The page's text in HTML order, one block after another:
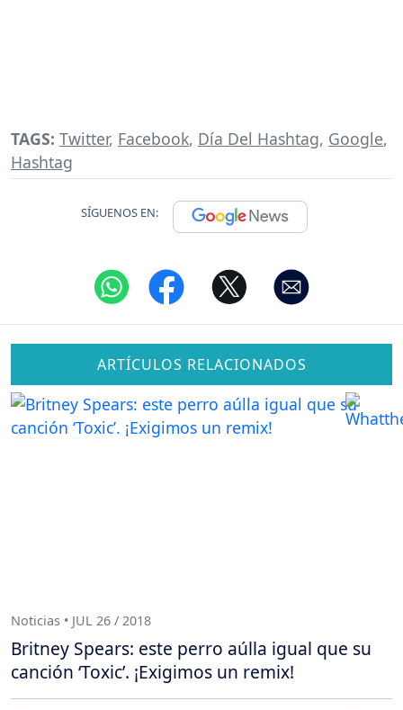
TAGS: Twitter, Facebook, Día Del Hashtag, Google,
Hashtag
SÍGUENOS EN:
ARTÍCULOS RELACIONADOS
Noticias • JUL 26 / 2018
Britney Spears: este perro aúlla igual que su
canción ‘Toxic’. ¡Exigimos un remix!